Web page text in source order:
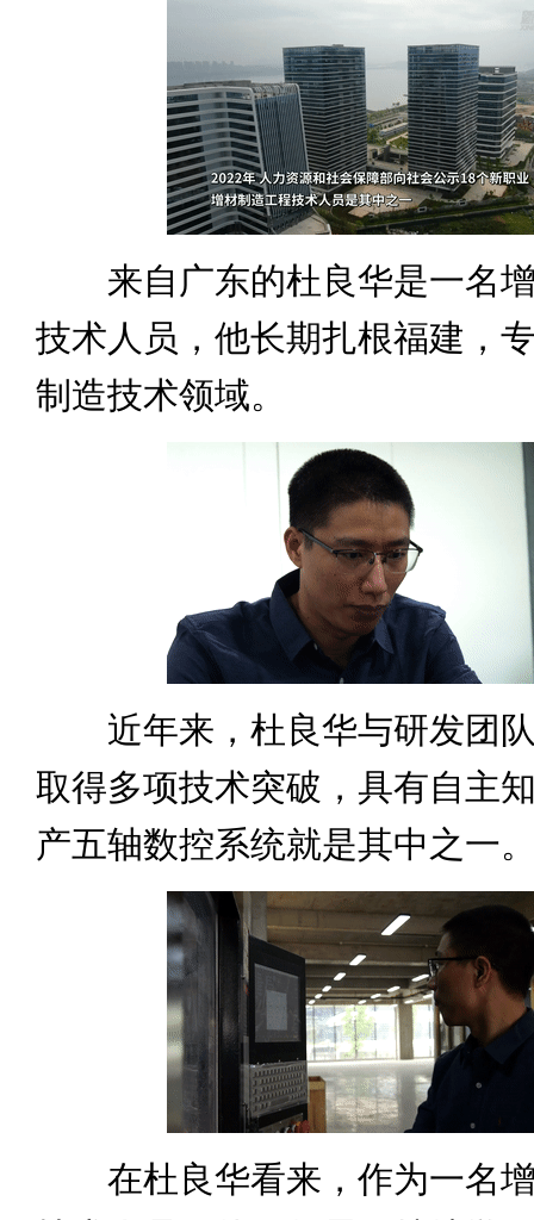
来自广东的杜良华是一名增
技术人员，他长期扎根福建，
制造技术领域。
近年来，杜良华与研发团队
取得多项技术突破，具有自主
产五轴数控系统就是其中之一
在杜良华看来，作为一名增